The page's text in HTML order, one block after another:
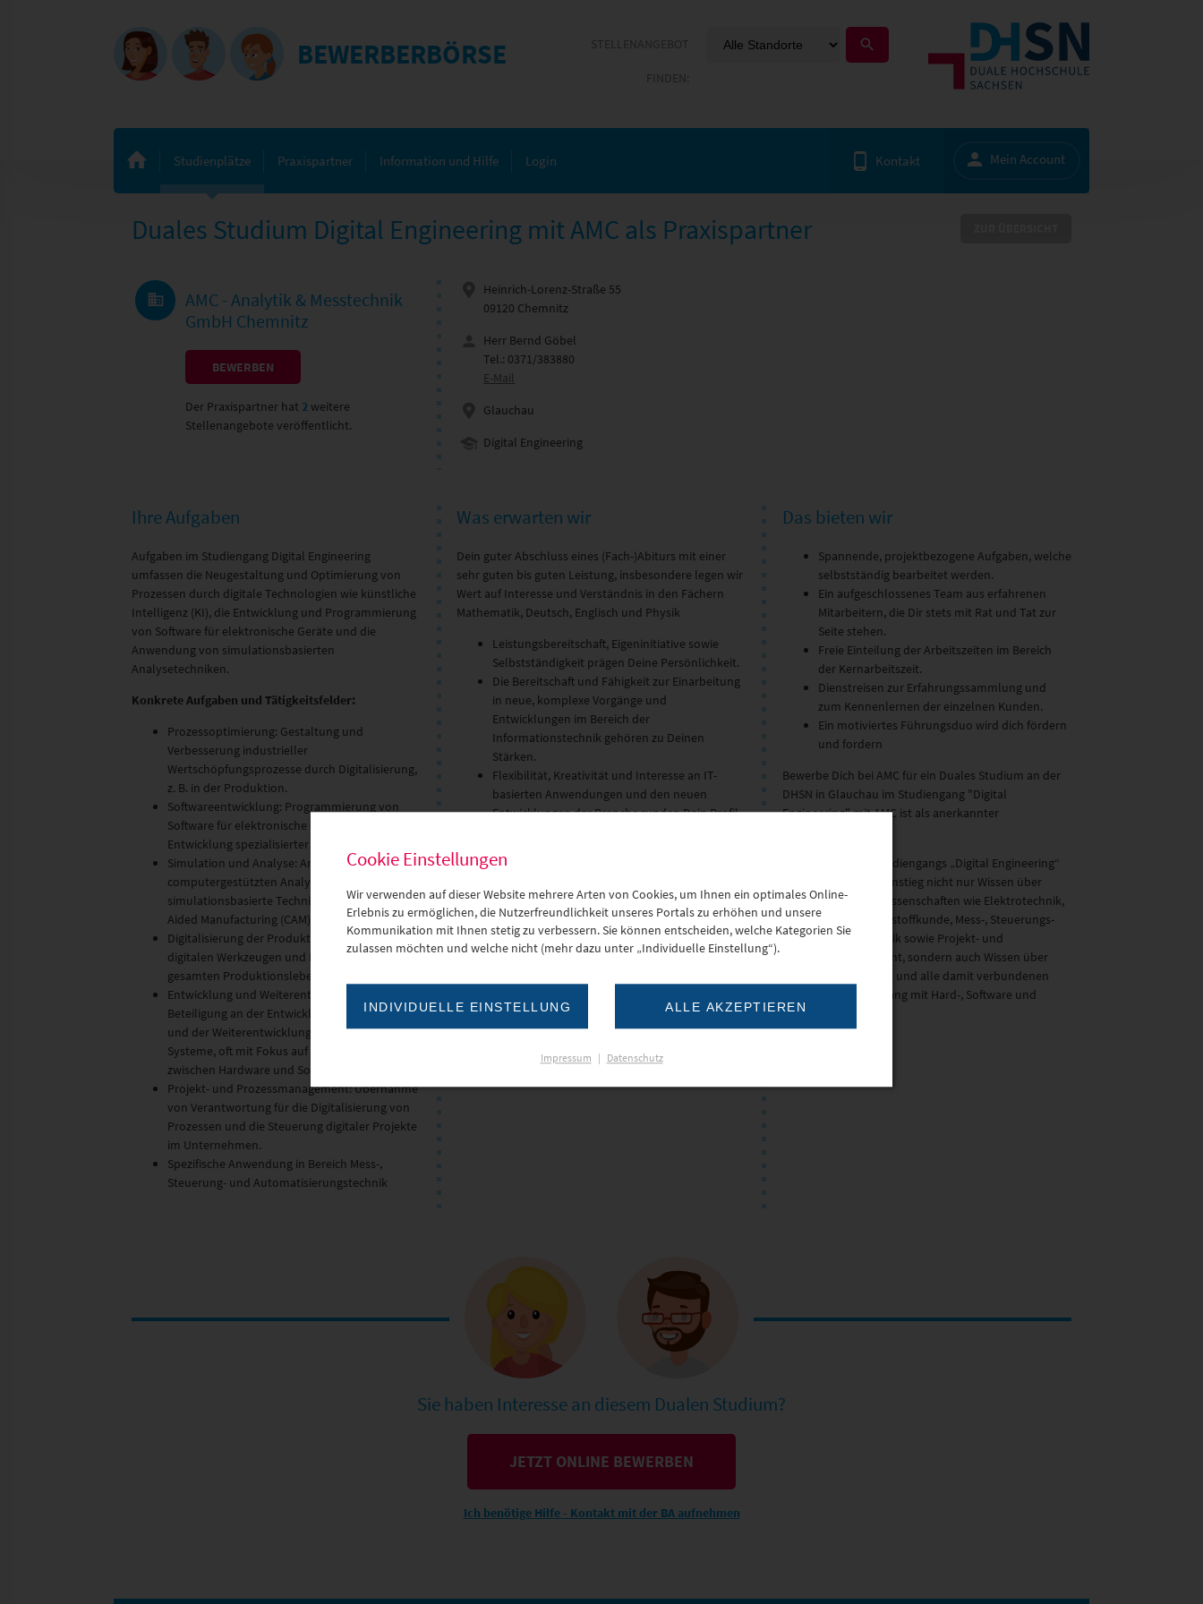
BEWERBERBÖRSE
Studienplätze Praxispartner Information und Hilfe Login Mein Account
Kontakt
Duales Studium Digital Engineering mit AMC als Praxispartner
AMC - Analytik & Messtechnik
GmbH Chemnitz
BEWERBEN
Der Praxispartner hat 2 weitere
Stellenangebote veröffentlicht.
Heinrich-Lorenz-Straße 55
09120 Chemnitz
Herr Bernd Göbel
Tel.: 0371/383880
E-Mail
Glauchau
Digital Engineering
Ihre Aufgaben
Aufgaben im Studiengang Digital Engineering
umfassen die Neugestaltung und Optimierung von
Prozessen durch digitale Technologien wie künstliche
Intelligenz (KI), die Entwicklung und Programmierung
von Software für elektronische Geräte und die
Anwendung von simulationsbasierten
Analysetechniken.
Konkrete Aufgaben und Tätigkeitsfelder:
Prozessoptimierung: Gestaltung und
Verbesserung industrieller
Wertschöpfungsprozesse durch Digitalisierung,
z. B. in der Produktion.
Softwareentwicklung: Programmierung von
Software für elektronische Geräte und
Entwicklung spezialisierter Softwarelösungen.
Simulation und Analyse: Anwendung von
computergestützten Analysemethoden (z. B.
simulationsbasierte Techniken) und Computer-
Aided Manufacturing (CAM).
Digitalisierung der Produktion: Integration von
digitalen Werkzeugen und Methoden in den
gesamten Produktionslebenszyklus.
Entwicklung und Weiterentwicklung:
Beteiligung an der Entwicklung neuer Produkte
und der Weiterentwicklung bestehender
Systeme, oft mit Fokus auf die Schnittstelle
zwischen Hardware und Software.
Projekt- und Prozessmanagement: Übernahme
von Verantwortung für die Digitalisierung von
Prozessen und die Steuerung digitaler Projekte
im Unternehmen.
Spezifische Anwendung in Bereich Mess-,
Steuerung- und Automatisierungstechnik
Was erwarten wir
Dein guter Abschluss eines (Fach-)Abiturs mit einer
sehr guten bis guten Leistung, insbesondere legen wir
Wert auf Interesse und Verständnis in den Fächern
Mathematik, Deutsch, Englisch und Physik
Leistungsbereitschaft, Eigeninitiative sowie
Selbstständigkeit prägen Deine Persönlichkeit.
Die Bereitschaft und Fähigkeit zur Einarbeitung
in neue, komplexe Vorgänge und
Entwicklungen im Bereich der
Informationstechnik gehören zu Deinen
Stärken.
Flexibilität, Kreativität und Interesse an IT-
basierten Anwendungen und den neuen
Entwicklungen der Branche runden Dein Profil
Das bieten wir
Spannende, projektbezogene Aufgaben, welche
selbstständig bearbeitet werden.
Ein aufgeschlossenes Team aus erfahrenen
Mitarbeitern, die Dir stets mit Rat und Tat zur
Seite stehen.
Freie Einteilung der Arbeitszeiten im Bereich
der Kernarbeitszeit.
Dienstreisen zur Erfahrungssammlung und
zum Kennenlernen der einzelnen Kunden.
Ein motiviertes Führungsduo wird dich fördern
und fordern
Bewerbe Dich bei AMC für ein Duales Studium an der
DHSN in Glauchau im Studiengang "Digital
Engineering" mit AMC ist als anerkannter
Absolventen des Studiengangs „Digital Engineering“
besitzen bei Berufseinstieg nicht nur Wissen über
klassische Technikwissenschaften wie Elektrotechnik,
Maschinenbau, Werkstoffkunde, Mess-, Steuerungs-
und Regelungstechnik sowie Projekt- und
Qualitätsmanagement, sondern auch Wissen über
aktuelle IT-Konzepte und alle damit verbundenen
Fähigkeiten im Umgang mit Hard-, Software und
Netzwerken.
Sie haben Interesse an diesem Dualen Studium?
JETZT ONLINE BEWERBEN
Ich benötige Hilfe - Kontakt mit der BA aufnehmen
Cookie Einstellungen
Wir verwenden auf dieser Website mehrere Arten von Cookies, um Ihnen ein optimales Online-
Erlebnis zu ermöglichen, die Nutzerfreundlichkeit unseres Portals zu erhöhen und unsere
Kommunikation mit Ihnen stetig zu verbessern. Sie können entscheiden, welche Kategorien Sie
zulassen möchten und welche nicht (mehr dazu unter „Individuelle Einstellung“).
INDIVIDUELLE EINSTELLUNG ALLE AKZEPTIEREN
Impressum | Datenschutz